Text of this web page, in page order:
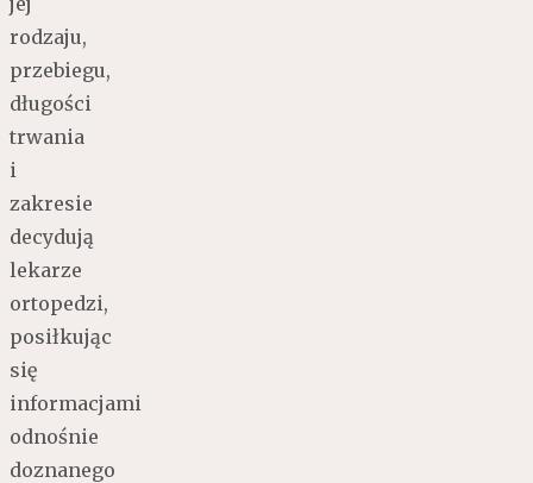
rodzaju,
przebiegu,
długości
trwania
i
zakresie
decydują
lekarze
ortopedzi,
posiłkując
się
informacjami
odnośnie
doznanego